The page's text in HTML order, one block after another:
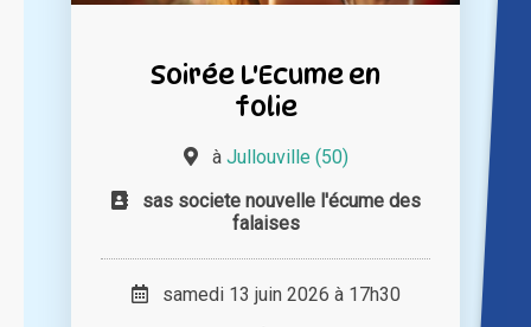
Soirée L'Ecume en
folie
à Jullouville (50)
sas societe nouvelle l'écume des
falaises
samedi 13 juin 2026 à 17h30